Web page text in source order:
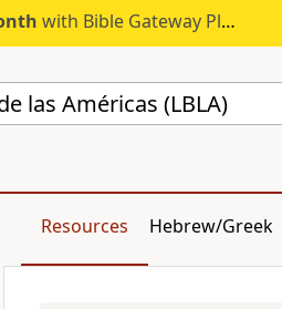
with Bible Gateway Plus.
las Américas (LBLA)
Resources Hebrew/Greek